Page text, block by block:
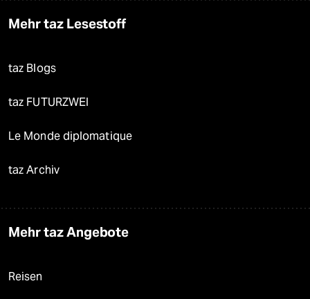
Mehr taz Lesestoff
taz Blogs
taz FUTURZWEI
Le Monde diplomatique
taz Archiv
Mehr taz Angebote
Reisen